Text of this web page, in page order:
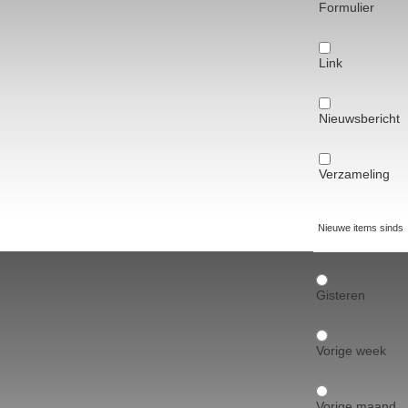
Formulier
Link
Nieuwsbericht
Verzameling
Nieuwe items sinds
Gisteren
Vorige week